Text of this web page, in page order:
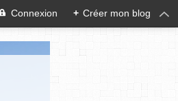
Connexion + Créer mon blog